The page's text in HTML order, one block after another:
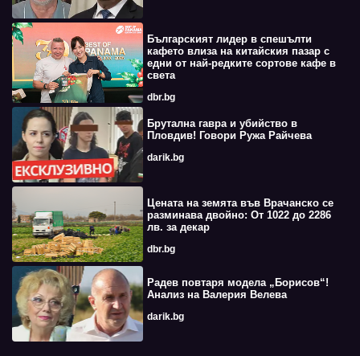
Българският лидер в спешълти
кафето влиза на китайския пазар с
едни от най-редките сортове кафе в
света
dbr.bg
Брутална гавра и убийство в
Пловдив! Говори Ружа Райчева
darik.bg
Цената на земята във Врачанско се
разминава двойно: От 1022 до 2286
лв. за декар
dbr.bg
Радев повтаря модела „Борисов“!
Анализ на Валерия Велева
darik.bg